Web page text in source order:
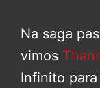
Na saga
vimos
Infinito